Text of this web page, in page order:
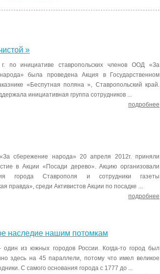
»
по инициативе ставропольских членов ООД «За
была проведена Акция в Государственном
«Беспутная поляна », Ставропольский край.
инициативная группа сотрудников ...
подробнее
сбережение народа» 20 апреля 2012г. приняли
в Акции «Посади дерево». Акцию организовали
города Ставрополя и сотрудники газеты
правда», среди Активистов Акции по посадке ...
подробнее
наследие нашим потомкам
один из южных городов России. Когда-то город был
здесь на 45 параллели, потому что имел великое
С самого основания города с 1777 до ...